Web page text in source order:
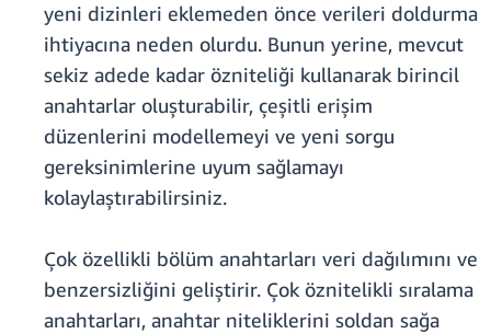
yeni dizinleri eklemeden önce verileri doldurma
ihtiyacına neden olurdu. Bunun yerine, mevcut
sekiz adede kadar özniteliği kullanarak birincil
anahtarlar oluşturabilir, çeşitli erişim
düzenlerini modellemeyi ve yeni sorgu
gereksinimlerine uyum sağlamayı
kolaylaştırabilirsiniz.
Çok özellikli bölüm anahtarları veri dağılımını ve
benzersizliğini geliştirir. Çok öznitelikli sıralama
anahtarları, anahtar niteliklerini soldan sağa